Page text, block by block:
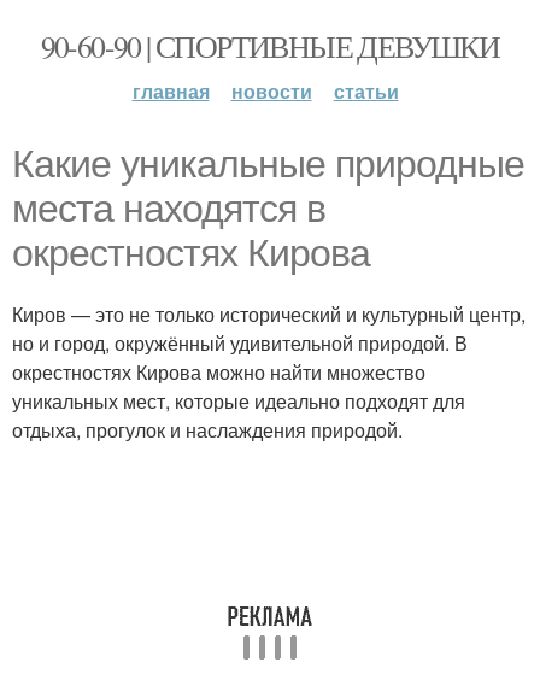
90-60-90 | СПОРТИВНЫЕ ДЕВУШКИ
главная новости статьи
Какие уникальные природные
места находятся в
окрестностях Кирова
Киров — это не только исторический и культурный центр,
но и город, окружённый удивительной природой. В
окрестностях Кирова можно найти множество
уникальных мест, которые идеально подходят для
отдыха, прогулок и наслаждения природой.